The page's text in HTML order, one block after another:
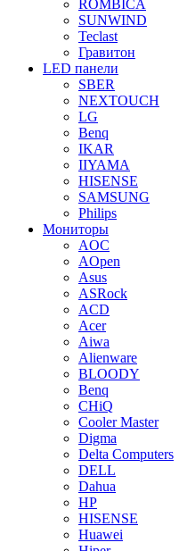
ROMBICA
SUNWIND
Teclast
Гравитон
LED панели
SBER
NEXTOUCH
LG
Benq
IKAR
IIYAMA
HISENSE
SAMSUNG
Philips
Мониторы
AOC
AOpen
Asus
ASRock
ACD
Acer
Aiwa
Alienware
BLOODY
Benq
CHiQ
Cooler Master
Digma
Delta Computers
DELL
Dahua
HP
HISENSE
Huawei